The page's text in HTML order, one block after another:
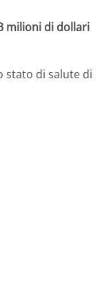
milioni di dollari
stato di salute di